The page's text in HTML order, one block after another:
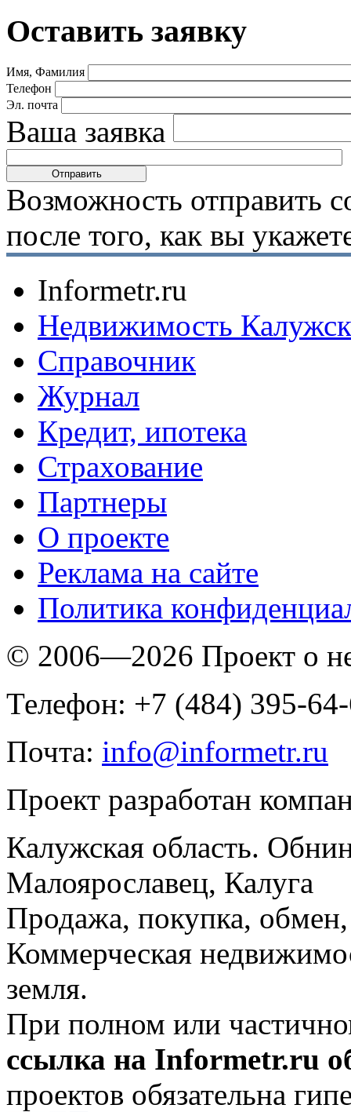
Оставить заявку
Имя, Фамилия
Телефон
Эл. почта
Ваша заявка
Возможность отправить
после того, как вы
Informetr.ru
Недвижимость
Справочник
Журнал
Кредит, ипотека
Страхование
Партнеры
O проекте
Реклама на сайте
Политика
© 2006—2026 Проект о
Телефон: +7 (484) 395-
Почта: info@informetr.ru
Проект разработан
Калужская область.
Малоярославец, Калуга
Продажа, покупка, обмен,
Коммерческая
земля.
При полном или
ссылка на Informetr.ru
проектов обязательна